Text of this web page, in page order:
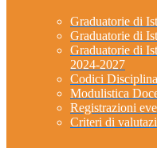
Graduatorie di
Graduatorie di
Graduatorie di
2024-2027
Codici
Modulistica
Registrazioni
Criteri di